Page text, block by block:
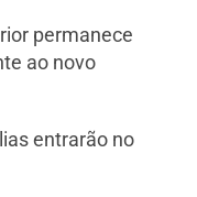
permanece
ao novo
entrarão no